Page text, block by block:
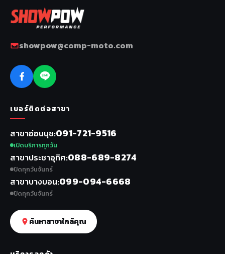
showpow@comp-moto.com
เบอร์ติดต่อสาขา
สาขาอ่อนนุช 091-721-9516
เปิดบริการทุกวัน
สาขาประชาอุทิศ 088-689-8274
ปิดทุกวันจันทร์
สาขาบางบอน 099-094-6668
ปิดทุกวันจันทร์
ค้นหาสาขาใกล้คุณ